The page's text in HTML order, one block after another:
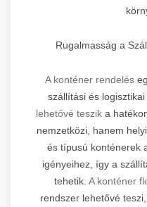
Rugalmasság a
A konténer rendelés
szállítási és logisztikai
lehetővé teszik a
nemzetközi, hanem
és típusú konténerek
igényeihez, így a
tehetik. A konténer
rendszer lehetővé